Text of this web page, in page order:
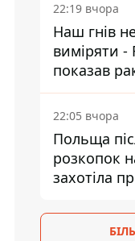
22:19 вчора
Наш гнів
виміряти -
показав
22:05 вчора
Польща
розкопок
захотіла